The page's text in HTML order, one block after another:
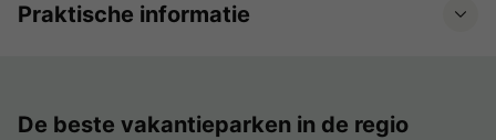
Praktische informatie
De beste vakantieparken in de regio